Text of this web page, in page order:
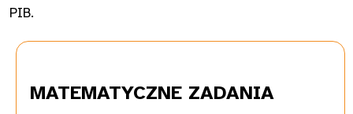
PIB.
MATEMATYCZNEZADANIA